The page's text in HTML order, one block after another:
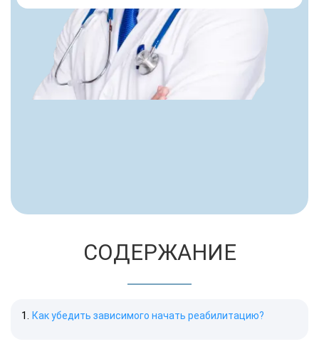
СОДЕРЖАНИЕ
Как убедить зависимого начать реабилитацию?